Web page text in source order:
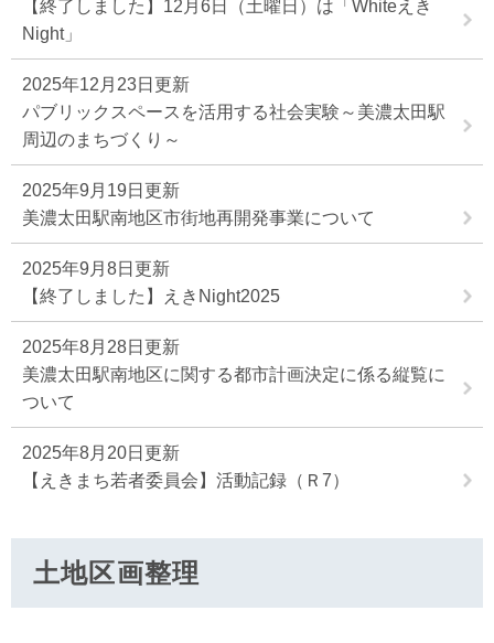
【終了しました】12月6日（土曜日）は「Whiteえき
Night」
2025年12月23日更新
パブリックスペースを活用する社会実験～美濃太田駅
周辺のまちづくり～
2025年9月19日更新
美濃太田駅南地区市街地再開発事業について
2025年9月8日更新
【終了しました】えきNight2025
2025年8月28日更新
美濃太田駅南地区に関する都市計画決定に係る縦覧に
ついて
2025年8月20日更新
【えきまち若者委員会】活動記録（Ｒ7）
土地区画整理